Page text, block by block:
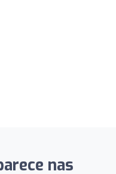
nas